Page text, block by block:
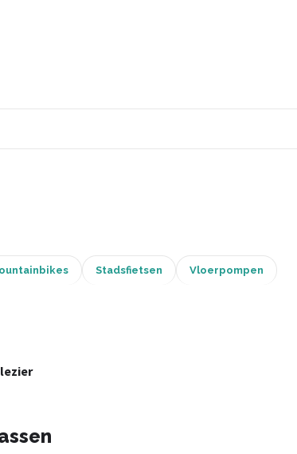
Stadsfietsen Vloerpompen